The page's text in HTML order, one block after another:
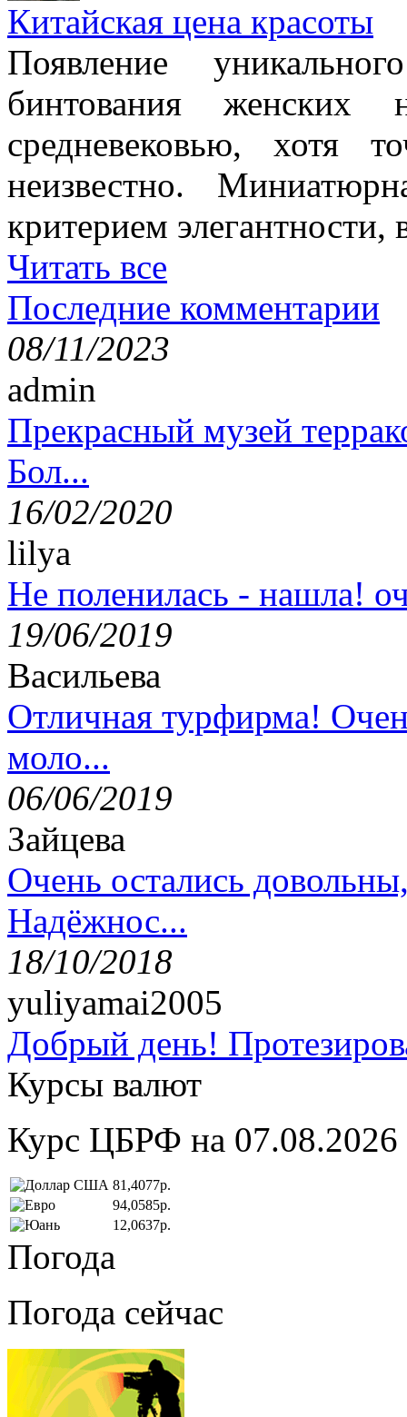
Китайская цена красоты
Появление
бинтования женских
средневековью, хотя
неизвестно.
критерием элегантности,
Читать все
Последние комментарии
08/11/2023
admin
Прекрасный музей
Бол...
16/02/2020
lilya
Не поленилась - нашла!
19/06/2019
Васильева
Отличная турфирма!
моло...
06/06/2019
Зайцева
Очень остались
Надёжнос...
18/10/2018
yuliyamai2005
Добрый день!
Курсы валют
Курс ЦБРФ на 07.08.2026
81,4077р.
94,0585р.
12,0637р.
Погода
Погода сейчас